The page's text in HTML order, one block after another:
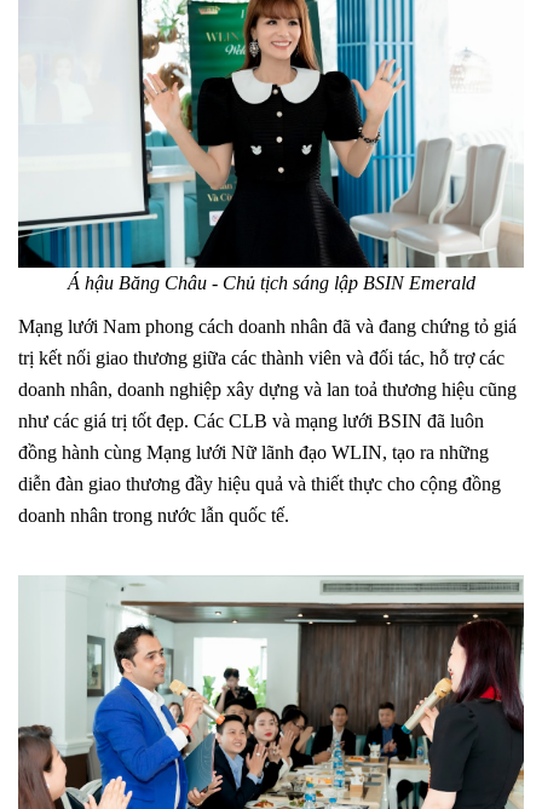
Á hậu Băng Châu - Chủ tịch sáng lập BSIN Emerald
Mạng lưới Nam phong cách doanh nhân đã và đang chứng tỏ giá
trị kết nối giao thương giữa các thành viên và đối tác, hỗ trợ các
doanh nhân, doanh nghiệp xây dựng và lan toả thương hiệu cũng
như các giá trị tốt đẹp. Các CLB và mạng lưới BSIN đã luôn
đồng hành cùng Mạng lưới Nữ lãnh đạo WLIN, tạo ra những
diễn đàn giao thương đầy hiệu quả và thiết thực cho cộng đồng
doanh nhân trong nước lẫn quốc tế.